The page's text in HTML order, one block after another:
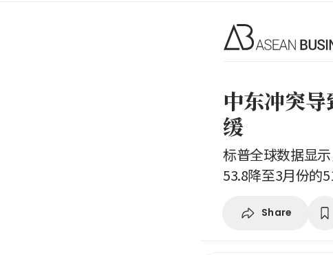
中东冲突
缓
标普全球数据显
53.8降至3月份的
Share